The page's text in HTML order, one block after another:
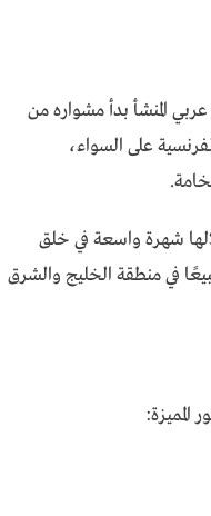
المنشأ بدأ مشواره من
على السواء،
القوية قرابة 100 عام اكتسب خلالها شهرة واسعة في خلق
في منطقة الخليج والشرق